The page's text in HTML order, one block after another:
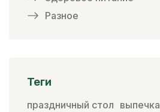
Разное
Теги
праздничный стол выпечка